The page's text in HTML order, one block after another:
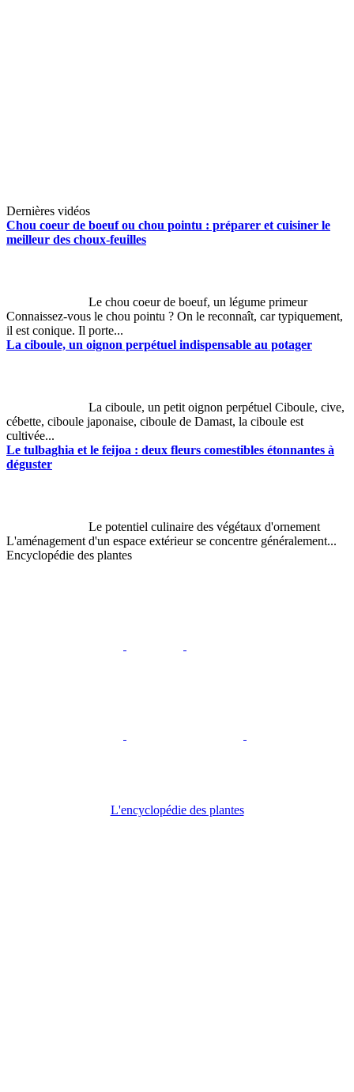
Dernières vidéos
Chou coeur de boeuf ou chou pointu : préparer et cuisiner le
meilleur des choux-feuilles
Le chou coeur de boeuf, un légume primeur
Connaissez-vous le chou pointu ? On le reconnaît, car typiquement,
il est conique. Il porte...
La ciboule, un oignon perpétuel indispensable au potager
La ciboule, un petit oignon perpétuel Ciboule, cive,
cébette, ciboule japonaise, ciboule de Damast, la ciboule est
cultivée...
Le tulbaghia et le feijoa : deux fleurs comestibles étonnantes à
déguster
Le potentiel culinaire des végétaux d'ornement
L'aménagement d'un espace extérieur se concentre généralement...
Encyclopédie des plantes
L'encyclopédie des plantes